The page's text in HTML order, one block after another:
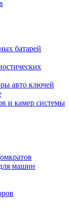
батарей
авто ключей
и камер системы
машин